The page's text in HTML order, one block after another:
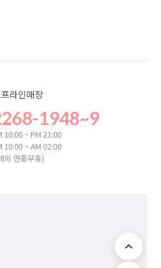
라인매장
1948~9
10:00 ~ PM 21:00
10:00 ~ AM 02:00
외 연중무휴)